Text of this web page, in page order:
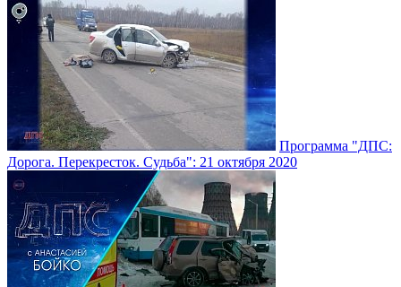
Программа "ДПС:
Дорога. Перекресток. Судьба": 21 октября 2020